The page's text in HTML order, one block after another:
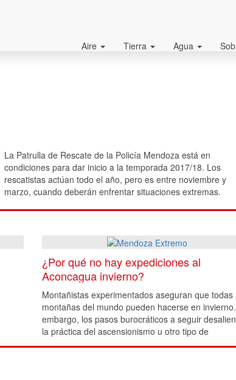
Aire Tierra Agua
La Patrulla de Rescate de la Policía Mendoza está en
condiciones para dar inicio a la temporada 2017/18. Los
rescatistas actúan todo el año, pero es entre noviembre y
marzo, cuando deberán enfrentar situaciones extremas.
¿Por qué no hay expediciones al
Aconcagua invierno?
Montañistas experimentados aseguran que todas
montañas del mundo pueden hacerse en
embargo, los pasos burocráticos a seguir
la práctica del ascensionismo u otro tipo de
actividades.